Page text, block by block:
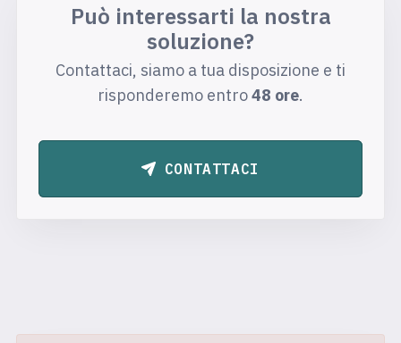
Può interessarti la nostra
soluzione?
Contattaci, siamo a tua disposizione e ti
risponderemo entro48 ore.
CONTATTACI